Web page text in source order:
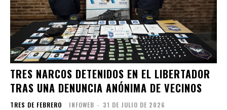
TRES NARCOS DETENIDOS EN EL LIBERTADOR
TRAS UNA DENUNCIA ANÓNIMA DE VECINOS
TRES DE FEBRERO INFOWEB - 31 DE JULIO DE 2026